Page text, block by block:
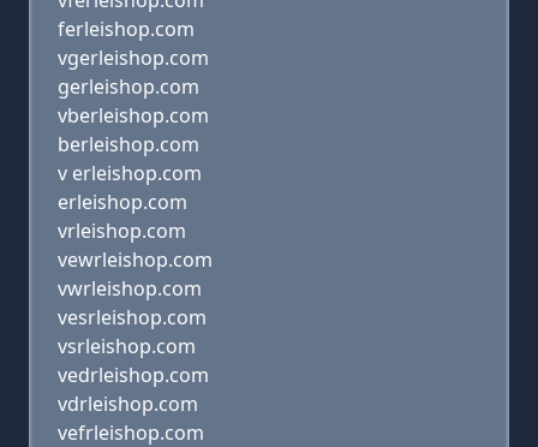
ferleishop.com
vgerleishop.com
gerleishop.com
vberleishop.com
berleishop.com
v erleishop.com
erleishop.com
vrleishop.com
vewrleishop.com
vwrleishop.com
vesrleishop.com
vsrleishop.com
vedrleishop.com
vdrleishop.com
vefrleishop.com